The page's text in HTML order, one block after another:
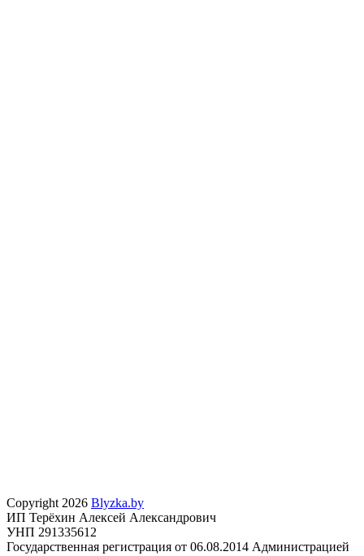
Copyright 2026 Blyzka.by
ИП Терёхин Алексей Александрович
УНП 291335612
Государственная регистрация от 06.08.2014 Администрацией